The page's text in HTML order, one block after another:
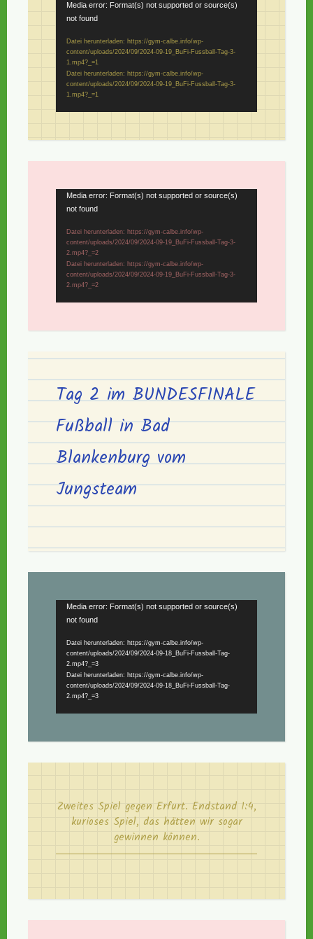
Video-
Player
Media error: Format(s) not supported or source(s)
not found
Datei herunterladen: https://gym-calbe.info/wp-
content/uploads/2024/09/2024-09-19_BuFi-Fussball-Tag-3-
1.mp4?_=1
Datei herunterladen: https://gym-calbe.info/wp-
content/uploads/2024/09/2024-09-19_BuFi-Fussball-Tag-3-
1.mp4?_=1
Video-
Player
Media error: Format(s) not supported or source(s)
not found
Datei herunterladen: https://gym-calbe.info/wp-
content/uploads/2024/09/2024-09-19_BuFi-Fussball-Tag-3-
2.mp4?_=2
Datei herunterladen: https://gym-calbe.info/wp-
content/uploads/2024/09/2024-09-19_BuFi-Fussball-Tag-3-
2.mp4?_=2
Tag 2 im BUNDESFINALE
Fußball in Bad
Blankenburg vom
Jungsteam
Video-
Player
Media error: Format(s) not supported or source(s)
not found
Datei herunterladen: https://gym-calbe.info/wp-
content/uploads/2024/09/2024-09-18_BuFi-Fussball-Tag-
2.mp4?_=3
Datei herunterladen: https://gym-calbe.info/wp-
content/uploads/2024/09/2024-09-18_BuFi-Fussball-Tag-
2.mp4?_=3
Zweites Spiel gegen Erfurt. Endstand 1:4,
kurioses Spiel, das hätten wir sogar
gewinnen können.